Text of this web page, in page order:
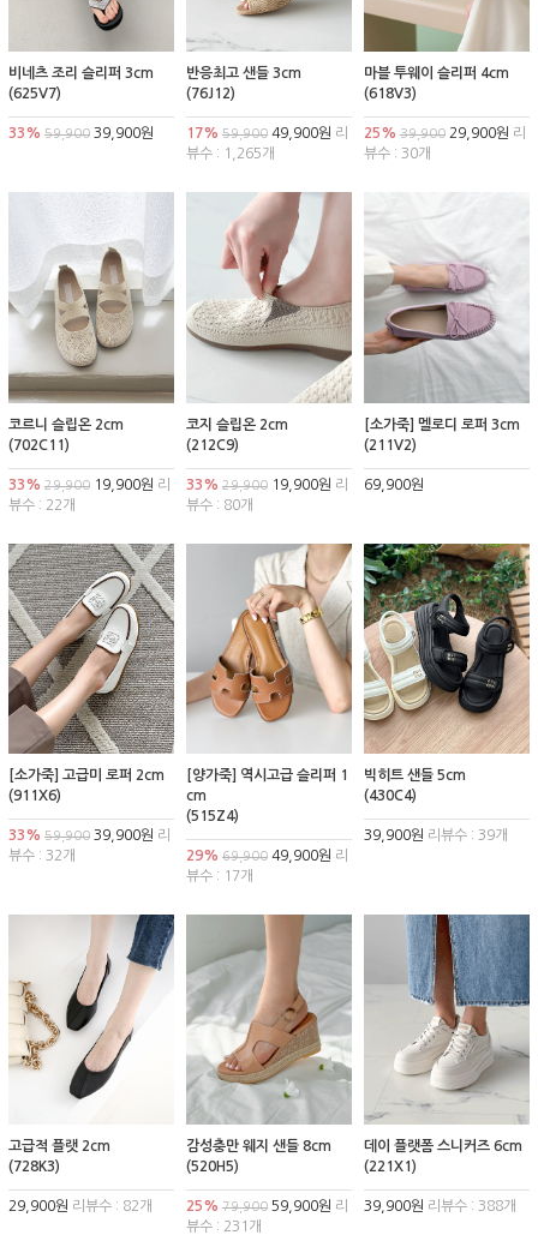
비네츠 조리 슬리퍼 3cm
(625V7)
33% 59,900 39,900원
반응최고 샌들 3cm
(76J12)
17% 59,90049,900원 리
뷰수 : 1,265개
마블 투웨이 슬리퍼 4cm
(618V3)
25% 39,90029,900원 리
뷰수 : 30개
코르니 슬립온 2cm
(702C11)
33% 29,900 19,900원 리
뷰수 : 22개
코지 슬립온 2cm
(212C9)
33% 29,90019,900원 리
뷰수 : 80개
[소가죽] 멜로디 로퍼 3cm
(211V2)
69,900원
[소가죽] 고급미 로퍼 2cm
(911X6)
33% 59,900 39,900원 리
뷰수 : 32개
[양가죽] 역시고급 슬리퍼 1
cm
(515Z4)
29% 69,90049,900원 리
뷰수 : 17개
빅히트 샌들 5cm
(430C4)
39,900원 리뷰수 : 39개
고급적 플랫 2cm
(728K3)
29,900원 리뷰수 : 82개
감성충만 웨지 샌들 8cm
(520H5)
25% 79,90059,900원 리
뷰수 : 231개
데이 플랫폼 스니커즈 6cm
(221X1)
39,900원 리뷰수 : 388개